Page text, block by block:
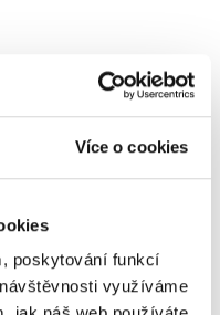
Více o cookies
poskytování funkcí
využíváme